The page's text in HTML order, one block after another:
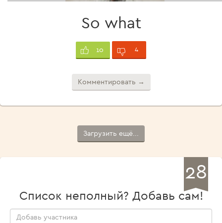
So what
10 4
Комментировать →
Загрузить ещё...
28
Список неполный? Добавь сам!